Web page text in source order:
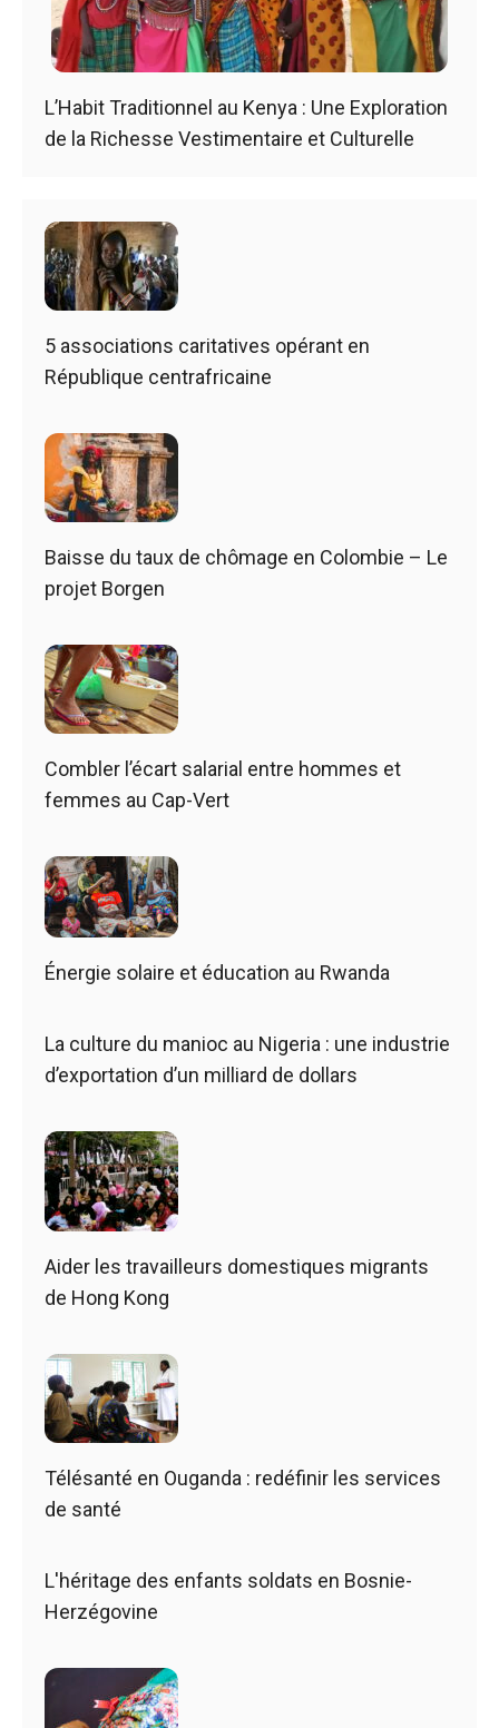
L’Habit Traditionnel au Kenya : Une Exploration
de la Richesse Vestimentaire et Culturelle
5 associations caritatives opérant en
République centrafricaine
Baisse du taux de chômage en Colombie – Le
projet Borgen
Combler l’écart salarial entre hommes et
femmes au Cap-Vert
Énergie solaire et éducation au Rwanda
La culture du manioc au Nigeria : une industrie
d’exportation d’un milliard de dollars
Aider les travailleurs domestiques migrants
de Hong Kong
Télésanté en Ouganda : redéfinir les services
de santé
L'héritage des enfants soldats en Bosnie-
Herzégovine